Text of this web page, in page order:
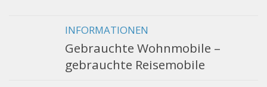
INFORMATIONEN
Gebrauchte Wohnmobile –
gebrauchte Reisemobile